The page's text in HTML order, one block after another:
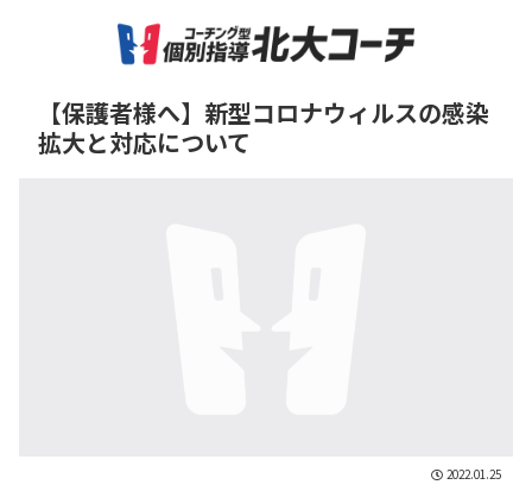
【保護者様へ】新型コロナウィルスの感染
拡大と対応について
2022.01.25